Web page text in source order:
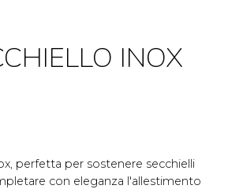
INOX
perfetta per sostenere secchielli
con eleganza l'allestimento